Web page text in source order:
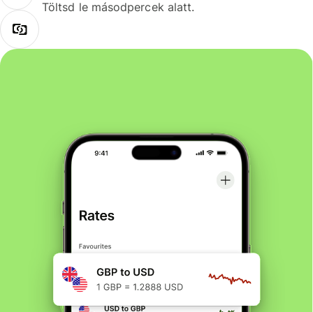
Töltsd le másodpercek alatt.